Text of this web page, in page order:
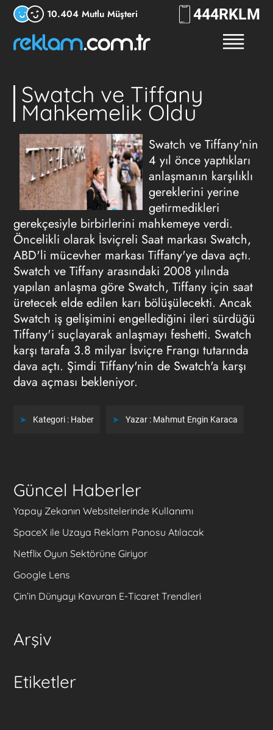
10.404 Mutlu Müşteri 444RKLM
Swatch ve Tiffany
Mahkemelik Oldu
Swatch ve Tiffany'nin
4 yıl önce yaptıkları
anlaşmanın karşılıklı
gereklerini yerine
getirmedikleri
gerekçesiyle birbirlerini mahkemeye verdi.
Öncelikli olarak İsviçreli Saat markası Swatch,
ABD'li mücevher markası Tiffany'ye dava açtı.
Swatch ve Tiffany arasındaki 2008 yılında
yapılan anlaşma göre Swatch, Tiffany için saat
üretecek elde edilen karı bölüşülecekti. Ancak
Swatch iş gelişimini engellediğini ileri sürdüğü
Tiffany'i suçlayarak anlaşmayı feshetti. Swatch
karşı tarafa 3.8 milyar İsviçre Frangı tutarında
dava açtı. Şimdi Tiffany'nin de Swatch'a karşı
dava açması bekleniyor.
Kategori : Haber Yazar : Mahmut Engin Karaca
Güncel Haberler
Yapay Zekanın Websitelerinde Kullanımı
SpaceX ile Uzaya Reklam Panosu Atılacak
Netflix Oyun Sektörüne Giriyor
Google Lens
Çin’in Dünyayı Kavuran E-Ticaret Trendleri
Arşiv
Etiketler